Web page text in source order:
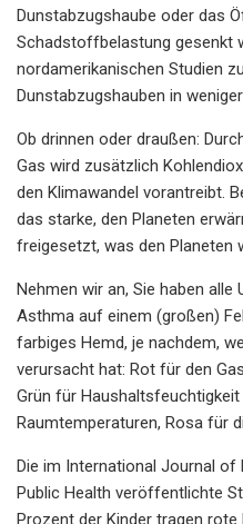
Dunstabzugshaube oder das
Schadstoffbelastung gesenkt
nordamerikanischen Studien
Dunstabzugshauben in
Ob drinnen oder draußen:
Gas wird zusätzlich
den Klimawandel vorantreibt.
das starke, den Planeten
freigesetzt, was den Planeten
Nehmen wir an, Sie haben
Asthma auf einem (großen)
farbiges Hemd, je nachdem,
verursacht hat: Rot für den
Grün für
Raumtemperaturen, Rosa für
Die im International Journal of
Public Health veröffentlichte
Prozent der Kinder tragen rote